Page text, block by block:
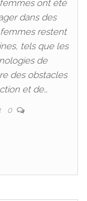
ont été
dans des
restent
tels que les
de
des obstacles
et de…
0